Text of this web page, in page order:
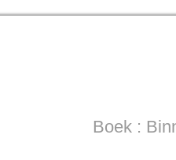
Boek :